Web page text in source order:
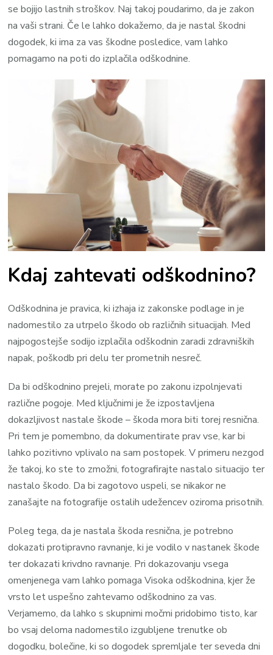
se bojijo lastnih stroškov. Naj takoj poudarimo, da je zakon
na vaši strani. Če le lahko dokažemo, da je nastal škodni
dogodek, ki ima za vas škodne posledice, vam lahko
pomagamo na poti do izplačila odškodnine.
Kdaj zahtevati odškodnino?
Odškodnina je pravica, ki izhaja iz zakonske podlage in je
nadomestilo za utrpelo škodo ob različnih situacijah. Med
najpogostejše sodijo izplačila odškodnin zaradi zdravniških
napak, poškodb pri delu ter prometnih nesreč.
Da bi odškodnino prejeli, morate po zakonu izpolnjevati
različne pogoje. Med ključnimi je že izpostavljena
dokazljivost nastale škode – škoda mora biti torej resnična.
Pri tem je pomembno, da dokumentirate prav vse, kar bi
lahko pozitivno vplivalo na sam postopek. V primeru nezgod
že takoj, ko ste to zmožni, fotografirajte nastalo situacijo ter
nastalo škodo. Da bi zagotovo uspeli, se nikakor ne
zanašajte na fotografije ostalih udežencev oziroma prisotnih.
Poleg tega, da je nastala škoda resnična, je potrebno
dokazati protipravno ravnanje, ki je vodilo v nastanek škode
ter dokazati krivdno ravnanje. Pri dokazovanju vsega
omenjenega vam lahko pomaga Visoka odškodnina, kjer že
vrsto let uspešno zahtevamo odškodnino za vas.
Verjamemo, da lahko s skupnimi močmi pridobimo tisto, kar
bo vsaj deloma nadomestilo izgubljene trenutke ob
dogodku, bolečine, ki so dogodek spremljale ter seveda dni